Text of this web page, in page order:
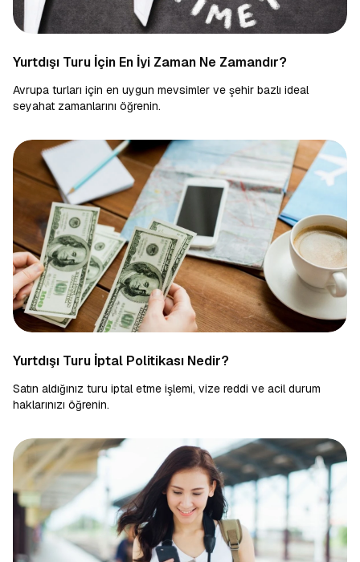
Yurtdışı Turu İçin En İyi Zaman Ne Zamandır?
Avrupa turları için en uygun mevsimler ve şehir bazlı ideal
seyahat zamanlarını öğrenin.
Yurtdışı Turu İptal Politikası Nedir?
Satın aldığınız turu iptal etme işlemi, vize reddi ve acil durum
haklarınızı öğrenin.